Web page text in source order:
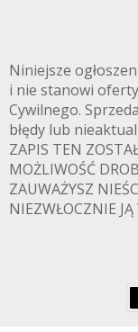
Niniejsze
i nie stanowi
Cywilnego.
błędy lub
ZAPIS TEN
MOŻLIWOŚĆ
ZAUWAŻYSZ
NIEZWŁOCZNIE